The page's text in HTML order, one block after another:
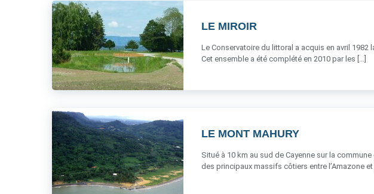
LE MIROIR
Le Conservatoire du littoral a acquis en avril
Cet ensemble a été complété en 2010 par les [...]
LE MONT MAHURY
Situé à 10 km au sud de Cayenne sur la
des principaux massifs côtiers entre l’Amazone et